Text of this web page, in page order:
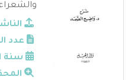
عدد
سنة